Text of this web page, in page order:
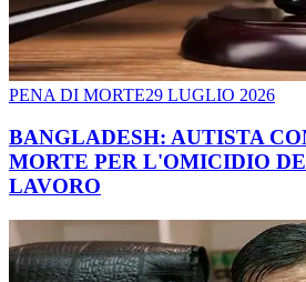
PENA DI MORTE29 LUGLIO 2026
BANGLADESH: AUTISTA
MORTE PER L'OMICIDIO
LAVORO